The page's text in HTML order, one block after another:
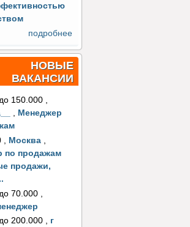
подробнее
НОВЫЕ
ВАКАНСИИ
150.000 ,
, Менеджер
Москва
по продажам
продажи,
70.000
200.000 , г